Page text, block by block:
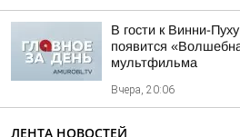
В гости к Винни-
появится
мультфильма
Вчера, 20:06
ЛЕНТА НОВОСТЕЙ